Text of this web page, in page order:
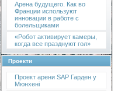
Арена будущего. Как во
Франции используют
инновации в работе с
болельщиками
«Робот активирует камеры,
когда все празднуют гол»
Проекти
Проект арени SAP Гарден у
Мюнхені